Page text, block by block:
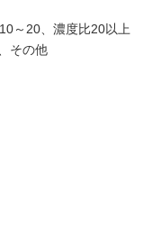
～20、濃度比20以上
その他